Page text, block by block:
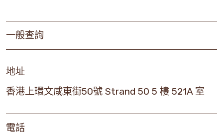
一般查詢
地址
香港上環文咸東街50號 Strand 50 5 樓 521A 室
電話